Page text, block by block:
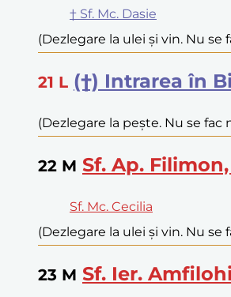
† Sf. Mc. Dasie
(Dezlegare la ulei și vin. Nu se
21 L (†) Intrarea în
(Dezlegare la pește. Nu se fac
22 M Sf. Ap.
Sf. Mc. Cecilia
(Dezlegare la ulei și vin. Nu se
23 M Sf. Ier.